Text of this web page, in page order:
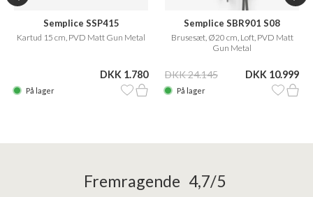
Semplice SSP415
Kartud 15 cm, PVD Matt Gun Metal
DKK 1.780
På lager
Semplice SBR901 S08
Brusesæt, Ø20 cm, Loft, PVD Matt
Gun Metal
DKK 24.145 DKK 10.999
På lager
Fremragende 4,7/5